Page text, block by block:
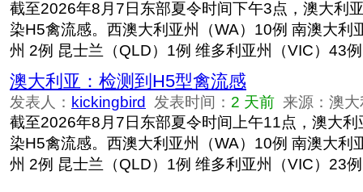
截至2026年8月7日东部夏令时间下午3点，澳大利
染H5禽流感。西澳大利亚州（WA）10例 南澳大利
州 2例 昆士兰（QLD）1例 维多利亚州（VIC）43例
澳大利亚：检测到H5型禽流感
发表人： kickingbird 发表时间： 2 天前 来源：澳
截至2026年8月7日东部夏令时间上午11点，澳大
染H5禽流感。西澳大利亚州（WA）10例 南澳大利
州 2例 昆士兰（QLD）1例 维多利亚州（VIC）23例